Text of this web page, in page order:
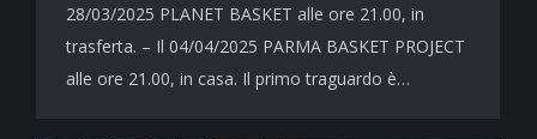
28/03/2025 PLANET BASKET alle ore 21.00, in
trasferta. – Il 04/04/2025 PARMA BASKET PROJECT
alle ore 21.00, in casa. Il primo traguardo è…